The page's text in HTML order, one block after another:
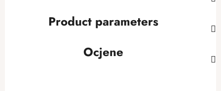
Product parameters
Ocjene